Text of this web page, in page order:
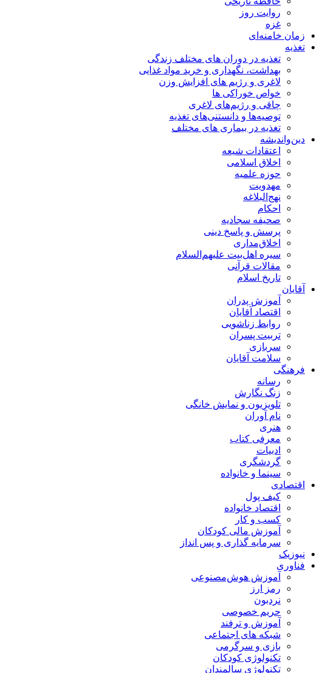
روایت روز
غزه
زمان خامنه‌ای
تغذیه
تغذیه در دوران های مختلف زندگی
بهداشت، نگهداری و خرید مواد غذایی
لاغری و رژیم های افزایش وزن
خواص خوراكی ها
چاقی و رژیم‌های لاغری
توصیه‌ها و دانستنی‌های تغذیه
تغذیه در بیماری های مختلف
دین‌واندیشه
اعتقادات شیعه
اخلاق اسلامی
حوزه علمیه
مهدویت
نهج‌البلاغه
احکام
صحیفه سجادیه
پرسش و پاسخ دینی
اخلاق‌مداری
سیره اهل‌بیت علیهم‌السلام
مقالات قرآنی
تاریخ اسلام
آقایان
آموزش پدران
اقتصاد آقایان
روابط زناشویی
تربیت پسران
سربازی
سلامت آقایان
فرهنگی
رسانه
زنگ نگارش
تلویزیون و نمایش خانگی
نام آوران
هنری
معرفی کتاب
ادبیات
گردشگری
سینما و خانواده
اقتصادی
کیف پول
اقتصاد خانواده
کسب و کار
آموزش مالی کودکان
سرمایه گذاری و پس انداز
نیوزیک
فناوری
آموزش هوش‌مصنوعی
رمز ارز
نردبون
حریم خصوصی
آموزش و ترفند
شبکه های اجتماعی
بازی و سرگرمی
تکنولوژی کودکان
تکنولوژی سالمندان